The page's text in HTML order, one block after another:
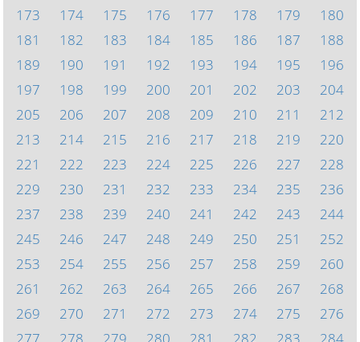
173
174 175 176 177 178 179
180
181
182 183 184 185 186 187
188
189
190 191 192 193 194 195
196
197
198 199 200 201 202 203
204
205
206 207 208 209 210 211
212
213
214 215 216 217 218 219
220
221
222 223 224 225 226 227
228
229
230 231 232 233 234 235
236
237
238 239 240 241 242 243
244
245
246 247 248 249 250 251
252
253
254 255 256 257 258 259
260
261
262 263 264 265 266 267
268
269
270 271 272 273 274 275
276